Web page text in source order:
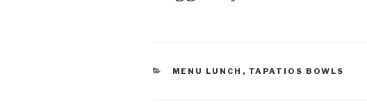
CATEGORÍAS
MENU LUNCH , TAPATIOS BOWLS